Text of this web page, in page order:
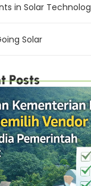
in Solar
Solar
Posts